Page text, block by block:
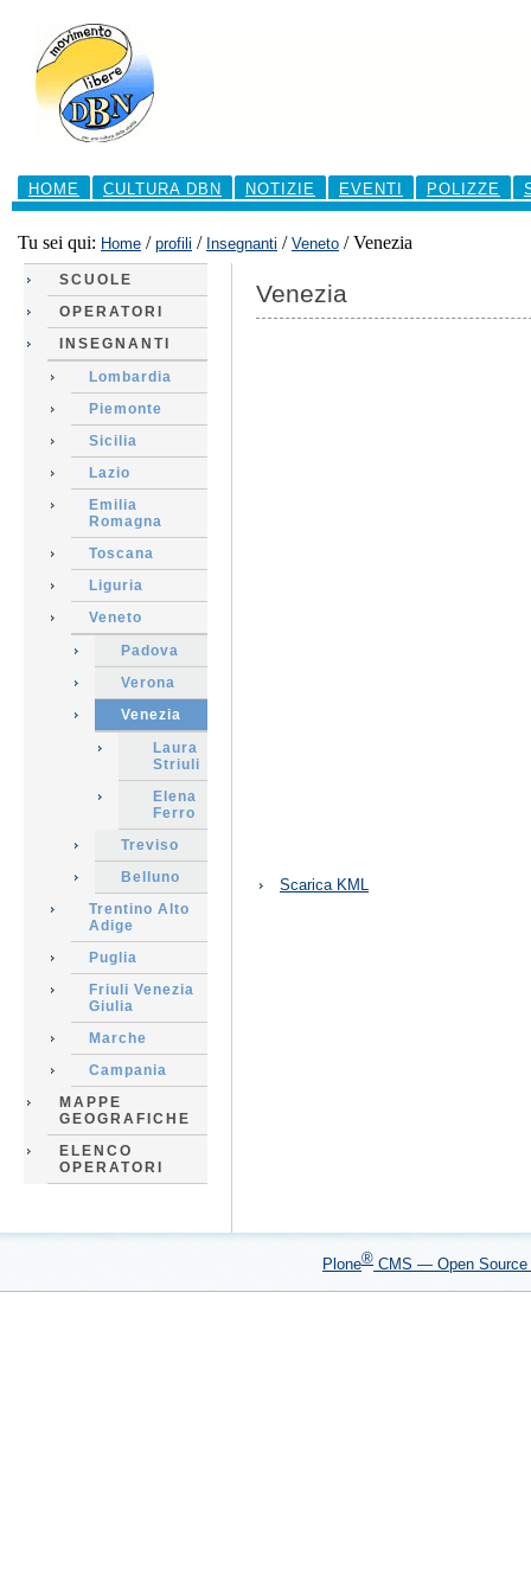
contenuti.
navigazione
Sezioni
HOME
CULTURA DBN NOTIZIE EVENTI POLIZZE
Tu sei qui: Home / profili / Insegnanti / Veneto /Venezia
SCUOLE
OPERATORI
INSEGNANTI
Lombardia
Piemonte
Sicilia
Lazio
Emilia
Romagna
Toscana
Liguria
Veneto
Padova
Verona
Venezia
Laura
Striuli
Elena
Ferro
Treviso
Belluno
Trentino Alto
Adige
Puglia
Friuli Venezia
Giulia
Marche
Campania
MAPPE
GEOGRAFICHE
ELENCO
OPERATORI
Venezia
Azioni
sul
Scarica KML
Plone® CMS — Open Source